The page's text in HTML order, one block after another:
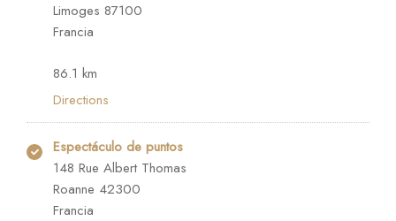
Limoges 87100
Francia
86.1 km
Directions
Espectáculo de puntos
148 Rue Albert Thomas
Roanne 42300
Francia